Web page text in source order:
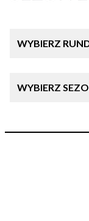
WYBIERZ
WYBIERZ